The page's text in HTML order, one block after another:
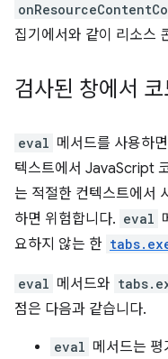
집기에서와 같이 리소스
검사된 창에서
eval 메서드를 사용하
텍스트에서 JavaScript
는 적절한 컨텍스트에서
하면 위험합니다. eval
요하지 않는 한
eval 메서드와
점은 다음과 같습니다.
eval 메서드는